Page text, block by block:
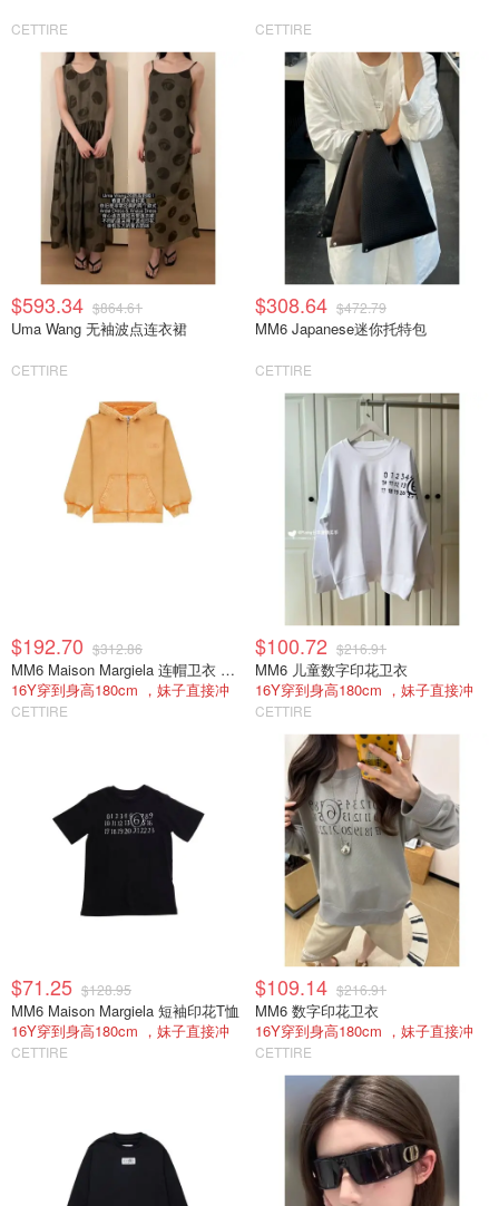
CETTIRE CETTIRE
$593.34 $864.61
Uma Wang 无袖波点连衣裙
CETTIRE
$308.64 $472.79
MM6 Japanese迷你托特包
CETTIRE
$192.70 $312.86
MM6 Maison Margiela 连帽卫衣 拉链款
16Y穿到身高180cm ，妹子直接冲
CETTIRE
$100.72 $216.91
MM6 儿童数字印花卫衣
16Y穿到身高180cm ，妹子直接冲
CETTIRE
$71.25 $128.95
MM6 Maison Margiela 短袖印花T恤
16Y穿到身高180cm ，妹子直接冲
CETTIRE
$109.14 $216.91
MM6 数字印花卫衣
16Y穿到身高180cm ，妹子直接冲
CETTIRE